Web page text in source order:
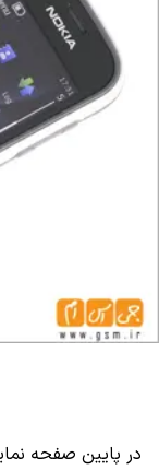
در پایین صفحه